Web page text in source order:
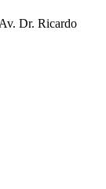
Av. Dr. Ricardo